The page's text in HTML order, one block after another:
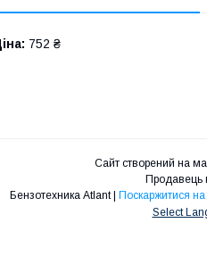
752 ₴
Сайт створений на
Продавець
Бензотехника Atlant | Поскаржитися на
Select